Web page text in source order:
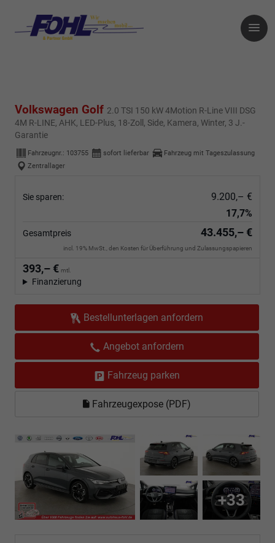
Volkswagen Golf 2.0 TSI 150 kW 4Motion R-Line VIII DSG
4M R-LINE, AHK, LED-Plus, 18-Zoll, Side, Kamera, Winter, 3 J.-
Garantie
Fahrzeugnr.: 103755 sofort lieferbar
Fahrzeug mit Tageszulassung
Zentrallager
Sie sparen:
9.200,– €
17,7%
Gesamtpreis 43.455,– €
incl. 19% MwSt., den Kosten für Überführung und Zulassungspapieren
393,– € mtl.
Finanzierung
Bestellunterlagen anfordern
Angebot anfordern
Fahrzeug parken
Fahrzeugexpose (PDF)
+33